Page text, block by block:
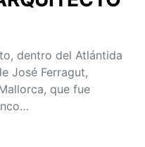
dentro del Atlántida
José Ferragut,
que fue